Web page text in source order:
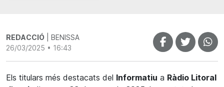
REDACCIÓ | BENISSA
26/03/2025 • 16:43
Els titulars més destacats del Informatiu a Ràdio Litoral